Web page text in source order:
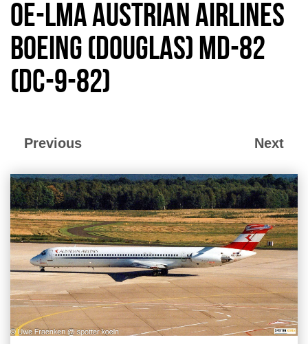
OE-LMA Austrian Airlines
Boeing (Douglas) MD-82
(DC-9-82)
Previous Next